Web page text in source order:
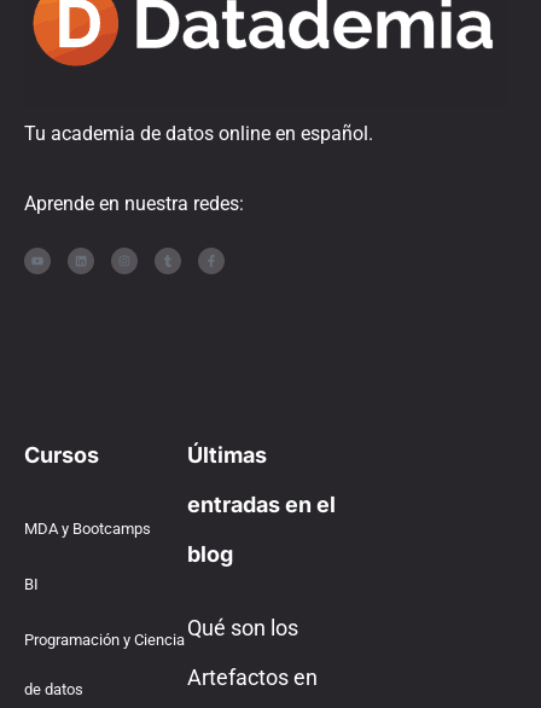
Tu academia de datos online en español.
Aprende en nuestra redes:
Cursos
MDA y Bootcamps
BI
Programación y Ciencia
de datos
Últimas
entradas en el
blog
Qué son los
Artefactos en